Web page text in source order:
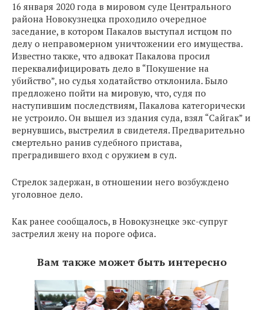
16 января 2020 года в мировом суде Центрального
района Новокузнецка проходило очередное
заседание, в котором Пакалов выступал истцом по
делу о неправомерном уничтожении его имущества.
Известно также, что адвокат Пакалова просил
переквалифицировать дело в “Покушение на
убийство”, но судья ходатайство отклонила. Было
предложено пойти на мировую, что, судя по
наступившим последствиям, Пакалова категорически
не устроило. Он вышел из здания суда, взял “Сайгак” и
вернувшись, выстрелил в свидетеля. Предварительно
смертельно ранив судебного пристава,
преградившего вход с оружием в суд.
Стрелок задержан, в отношении него возбуждено
уголовное дело.
Как ранее сообщалось, в Новокузнецке экс-супруг
застрелил жену на пороге офиса.
Вам также может быть интересно